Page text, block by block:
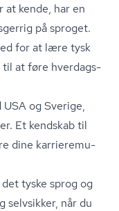
kende, har en
på sproget.
for at lære tysk
til at føre hver­dags­
og Sverige,
Et kendskab til
dine kar­ri­e­re­mu­
tyske sprog og
selvsikker, når du